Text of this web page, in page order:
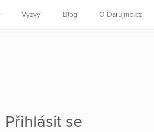
Výzvy Blog O Darujme.cz
Přihlásit se